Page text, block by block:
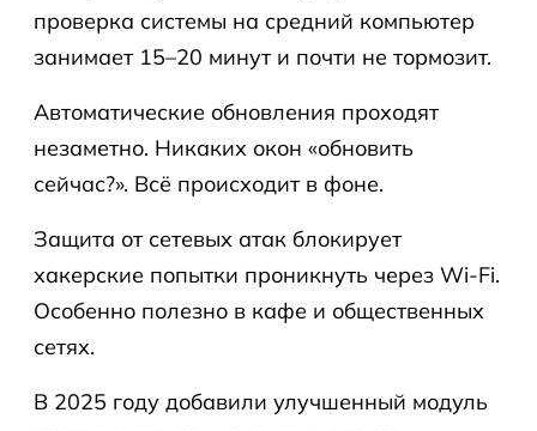
проверка системы на средний компьютер
занимает 15–20 минут и почти не тормозит.
Автоматические обновления проходят
незаметно. Никаких окон «обновить
сейчас?». Всё происходит в фоне.
Защита от сетевых атак блокирует
хакерские попытки проникнуть через Wi-Fi.
Особенно полезно в кафе и общественных
сетях.
В 2025 году добавили улучшенный модуль